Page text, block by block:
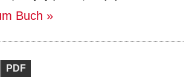
Buch
PDF